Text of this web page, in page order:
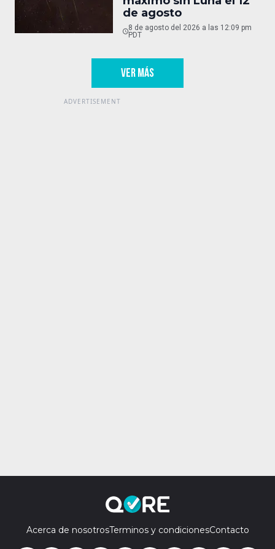
de agosto
8 de agosto del 2026 a las 12:09 pm
PDT
VER MÁS
Acerca de nosotrosTerminos y condicionesContacto